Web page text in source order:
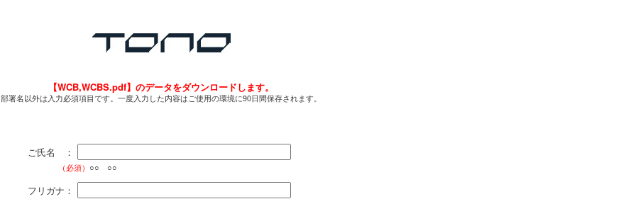
【WCB,WCBS.pdf】のデータをダウンロードします。
部署名以外は入力必須項目です。一度入力した内容はご使用の環境に90日間保存されます。
ご氏名 ：
（必須） ○○ ○○
フリガナ：